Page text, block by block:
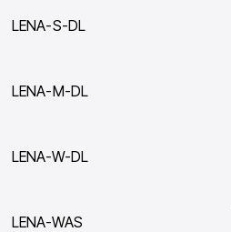
LENA-S-DL
LENA-M-DL
LENA-W-DL
LENA-WAS